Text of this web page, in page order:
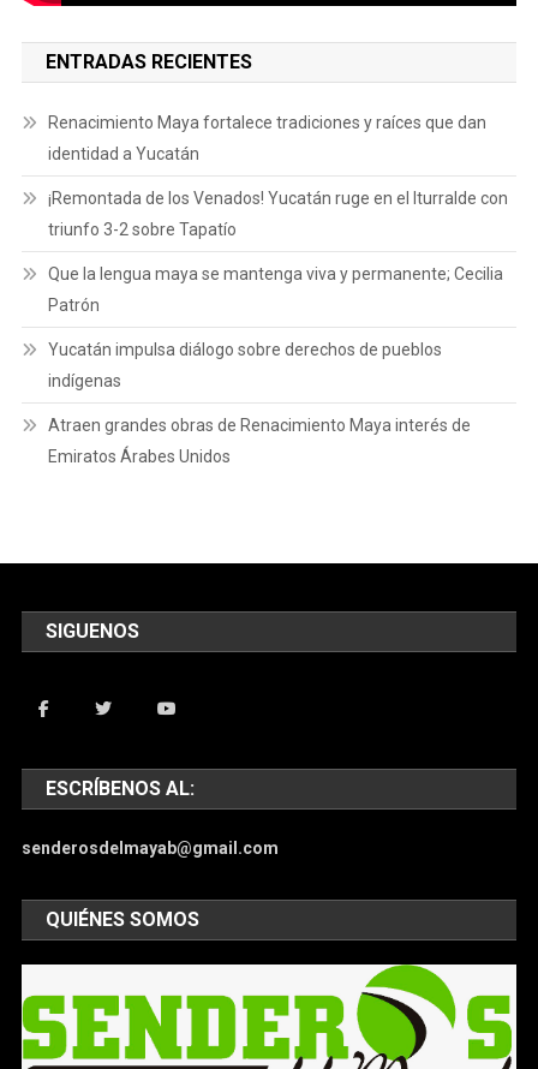
ENTRADAS RECIENTES
Renacimiento Maya fortalece tradiciones y raíces que dan
identidad a Yucatán
¡Remontada de los Venados! Yucatán ruge en el Iturralde con
triunfo 3-2 sobre Tapatío
Que la lengua maya se mantenga viva y permanente; Cecilia
Patrón
Yucatán impulsa diálogo sobre derechos de pueblos
indígenas
Atraen grandes obras de Renacimiento Maya interés de
Emiratos Árabes Unidos
SIGUENOS
ESCRÍBENOS AL:
senderosdelmayab@gmail.com
QUIÉNES SOMOS